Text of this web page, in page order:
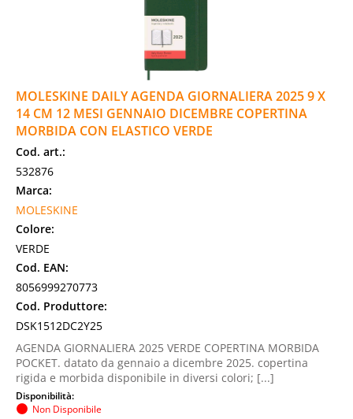
MOLESKINE DAILY AGENDA GIORNALIERA 2025 9 X
14 CM 12 MESI GENNAIO DICEMBRE COPERTINA
MORBIDA CON ELASTICO VERDE
Cod. art.:
532876
Marca:
MOLESKINE
Colore:
VERDE
Cod. EAN:
8056999270773
Cod. Produttore:
DSK1512DC2Y25
AGENDA GIORNALIERA 2025 VERDE COPERTINA MORBIDA
POCKET. datato da gennaio a dicembre 2025. copertina
rigida e morbida disponibile in diversi colori; [...]
Disponibilità:
Non Disponibile